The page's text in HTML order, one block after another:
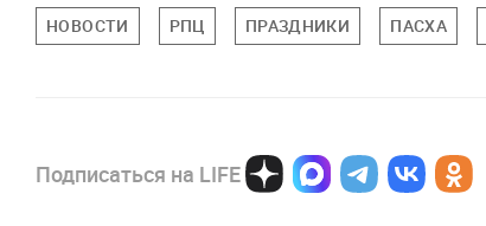
НОВОСТИ РПЦ ПРАЗДНИКИ ПАСХА
Подписаться на LIFE